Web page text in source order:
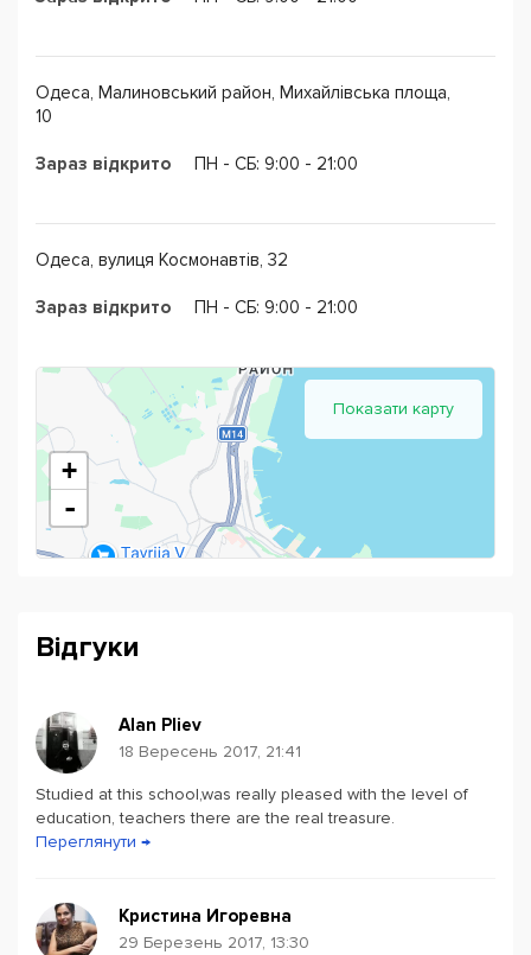
Одеса, Малиновський район, Михайлівська площа,
10
Зараз відкрито ПН - CБ: 9:00 - 21:00
Одеса, вулиця Космонавтів, 32
Зараз відкрито ПН - CБ: 9:00 - 21:00
Показати карту
+
-
Powered by Leaflet— © Google 2026
Відгуки
Alan Pliev
18 Вересень 2017, 21:41
Studied at this school,was really pleased with the level of
education, teachers there are the real treasure.
Переглянути →
Кристина Игоревна
29 Березень 2017, 13:30